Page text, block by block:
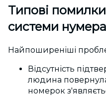
Типові помилки
системи
Найпоширеніші
Відсутність
людина
номерок